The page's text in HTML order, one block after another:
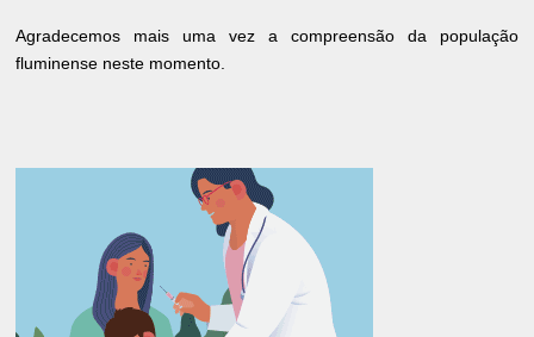
Agradecemos mais uma vez a compreensão da população
fluminense neste momento.